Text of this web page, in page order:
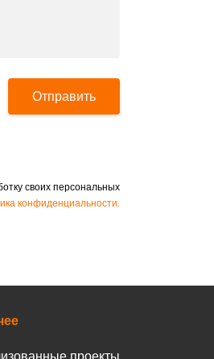
Отправить
своих персональных
конфиденциальности.
проекты